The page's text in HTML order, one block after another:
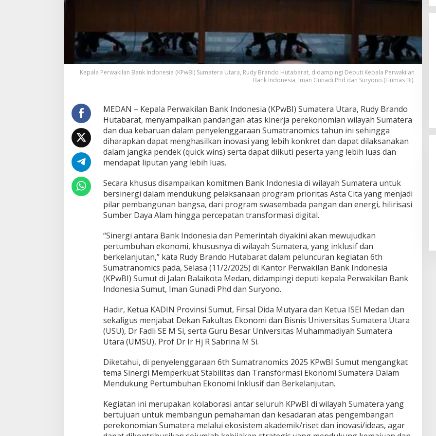
u
m
u
t
S
K
i
n
e
r
j
a
k
o
n
o
m
S
u
m
t
e
r
Kepala Perwakilan Bank Indonesia (KPwBI) Sumatera Utara, Rudy Brando Hutabarat, didampingi Deputi Kepala Perwakilan
Bank Indonesia, Iman Gunadi Phd dan Suryono.(Humas BI).
MEDAN – Kepala Perwakilan Bank Indonesia (KPwBI) Sumatera Utara, Rudy Brando
Hutabarat, menyampaikan pandangan atas kinerja perekonomian wilayah Sumatera
dan dua kebaruan dalam penyelenggaraan Sumatranomics tahun ini sehingga
diharapkan dapat menghasilkan inovasi yang lebih konkret dan dapat dilaksanakan
dalam jangka pendek (quick wins) serta dapat diikuti peserta yang lebih luas dan
mendapat liputan yang lebih luas.
Secara khusus disampaikan komitmen Bank Indonesia di wilayah Sumatera untuk
bersinergi dalam mendukung pelaksanaan program prioritas Asta Cita yang menjadi
pilar pembangunan bangsa, dari program swasembada pangan dan energi, hilirisasi
Sumber Daya Alam hingga percepatan transformasi digital.
“Sinergi antara Bank Indonesia dan Pemerintah diyakini akan mewujudkan
pertumbuhan ekonomi, khususnya di wilayah Sumatera, yang inklusif dan
berkelanjutan,” kata Rudy Brando Hutabarat dalam peluncuran kegiatan 6th
Sumatranomics pada, Selasa (11/2/2025) di Kantor Perwakilan Bank Indonesia
(KPwBI) Sumut di Jalan Balaikota Medan, didampingi deputi kepala Perwakilan Bank
Indonesia Sumut, Iman Gunadi Phd dan Suryono.
Hadir, Ketua KADIN Provinsi Sumut, Firsal Dida Mutyara dan Ketua ISEI Medan dan
sekaligus menjabat Dekan Fakultas Ekonomi dan Bisnis Universitas Sumatera Utara
(USU), Dr Fadli SE M Si, serta Guru Besar Universitas Muhammadiyah Sumatera
Utara (UMSU), Prof Dr Ir Hj R Sabrina M Si.
Diketahui, di penyelenggaraan 6th Sumatranomics 2025 KPwBI Sumut mengangkat
tema Sinergi Memperkuat Stabilitas dan Transformasi Ekonomi Sumatera Dalam
Mendukung Pertumbuhan Ekonomi Inklusif dan Berkelanjutan.
Kegiatan ini merupakan kolaborasi antar seluruh KPwBI di wilayah Sumatera yang
bertujuan untuk membangun pemahaman dan kesadaran atas pengembangan
perekonomian Sumatera melalui ekosistem akademik/riset dan inovasi/ideas, agar
BTN Cetak Kinerja Cemerlang,
2026 Melesat 40,8 Persen dan NPL
Turun Jadi 2,99 Persen
BTN Cetak Kinerja Cemerlang,
Laba Bersih Semester I Tahun
Turun Jadi 2,99 Persen